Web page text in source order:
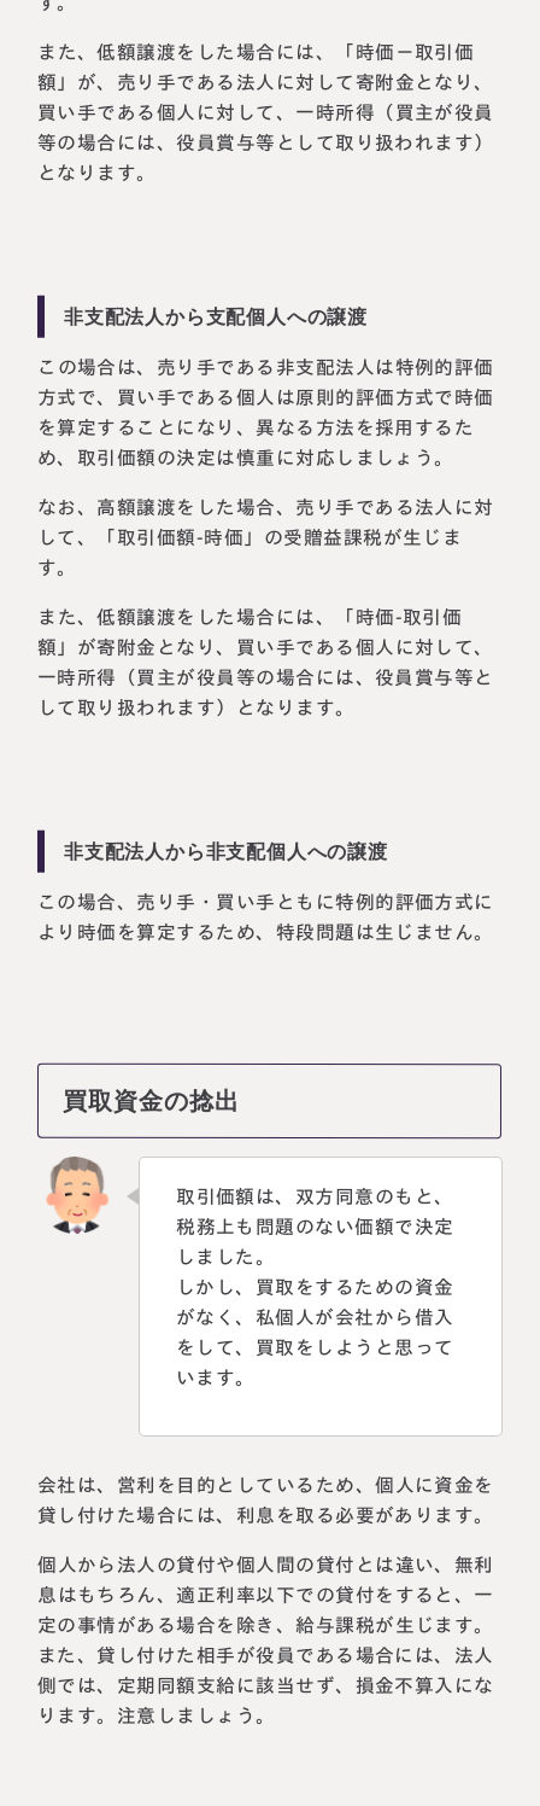
また、低額譲渡をした場合には、「時価－取引価
額」が、売り手である法人に対して寄附金となり、
買い手である個人に対して、一時所得（買主が役員
等の場合には、役員賞与等として取り扱われます）
となります。
非支配法人から支配個人への譲渡
この場合は、売り手である非支配法人は特例的評価
方式で、買い手である個人は原則的評価方式で時価
を算定することになり、異なる方法を採用するた
め、取引価額の決定は慎重に対応しましょう。
なお、高額譲渡をした場合、売り手である法人に対
して、「取引価額-時価」の受贈益課税が生じま
す。
また、低額譲渡をした場合には、「時価-取引価
額」が寄附金となり、買い手である個人に対して、
一時所得（買主が役員等の場合には、役員賞与等と
して取り扱われます）となります。
非支配法人から非支配個人への譲渡
この場合、売り手・買い手ともに特例的評価方式に
より時価を算定するため、特段問題は生じません。
買取資金の捻出
取引価額は、双方同意のもと、
税務上も問題のない価額で決定
しました。
しかし、買取をするための資金
がなく、私個人が会社から借入
をして、買取をしようと思って
います。
会社は、営利を目的としているため、個人に資金を
貸し付けた場合には、利息を取る必要があります。
個人から法人の貸付や個人間の貸付とは違い、無利
息はもちろん、適正利率以下での貸付をすると、一
定の事情がある場合を除き、給与課税が生じます。
また、貸し付けた相手が役員である場合には、法人
側では、定期同額支給に該当せず、損金不算入にな
ります。注意しましょう。